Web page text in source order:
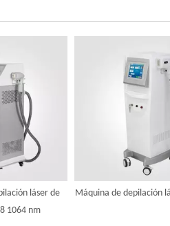
láser de
1064 nm
Máquina de depilación